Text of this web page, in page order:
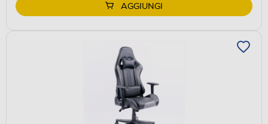
AGGIUNGI